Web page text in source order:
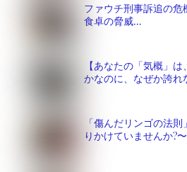
ファウチ刑事訴追の危
食卓の脅威…
【あなたの「気概」
かなのに、なぜか誇れ
「傷んだリンゴの法
りかけていませんか?〜